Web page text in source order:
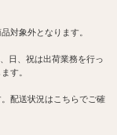
対象外となります。
日、祝は出荷業務を行っ
す。
配送状況はこちらでご確